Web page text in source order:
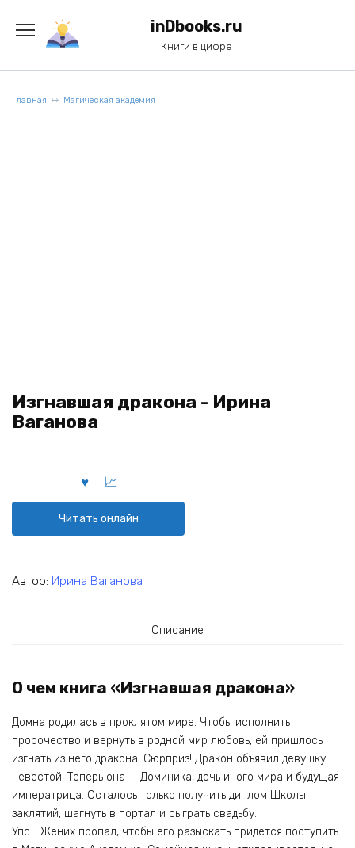
содержанию
inDbooks.ru
Книги в цифре
Главная Магическая академия
Изгнавшая дракона - Ирина
Ваганова
Читать онлайн
Автор: Ирина Ваганова
Описание
О чем книга «Изгнавшая дракона»
Домна родилась в проклятом мире. Чтобы исполнить
пророчество и вернуть в родной мир любовь, ей пришлось
изгнать из него дракона. Сюрприз! Дракон объявил девушку
невестой. Теперь она — Доминика, дочь иного мира и будущая
императрица. Осталось только получить диплом Школы
заклятий, шагнуть в портал и сыграть свадьбу.
Упс… Жених пропал, чтобы его разыскать придётся поступить